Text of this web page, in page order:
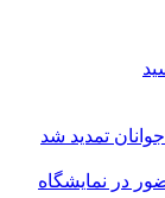
تمدید شد
در نمایشگاه